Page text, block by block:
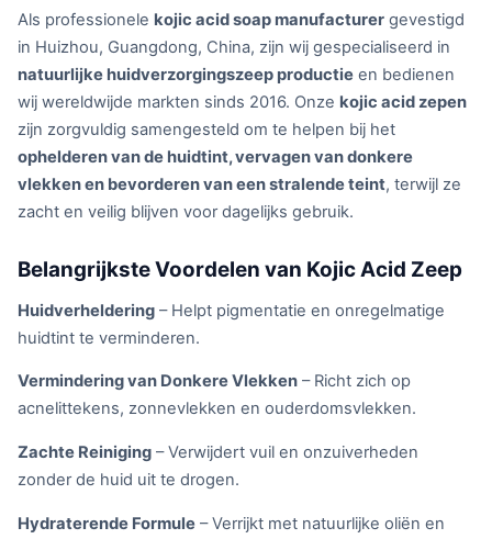
Als professionele kojic acid soap manufacturer gevestigd
in Huizhou, Guangdong, China, zijn wij gespecialiseerd in
natuurlijke huidverzorgingszeep productie en bedienen
wij wereldwijde markten sinds 2016. Onze kojic acid zepen
zijn zorgvuldig samengesteld om te helpen bij het
ophelderen van de huidtint, vervagen van donkere
vlekken en bevorderen van een stralende teint, terwijl ze
zacht en veilig blijven voor dagelijks gebruik.
Belangrijkste Voordelen van Kojic Acid Zeep
Huidverheldering – Helpt pigmentatie en onregelmatige
huidtint te verminderen.
Vermindering van Donkere Vlekken – Richt zich op
acnelittekens, zonnevlekken en ouderdomsvlekken.
Zachte Reiniging – Verwijdert vuil en onzuiverheden
zonder de huid uit te drogen.
Hydraterende Formule – Verrijkt met natuurlijke oliën en